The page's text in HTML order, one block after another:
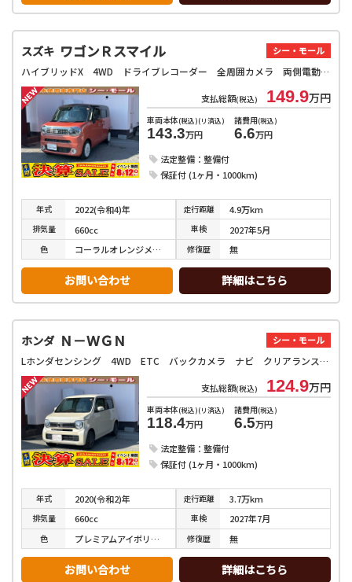
スズキ ワゴンＲスマイル シー・モール
ハイブリッドX 4WD ドライブレコーダー 全周囲カメラ 両側電動スライドドア クリアランスソナー レーンアシスト 衝突被害軽減システム オートライト LEDヘッドランプ スマートキー アイドリングストップ
支払総額(税込) 149.9万円
車両本体(税込)(リ済込)
143.3万円
諸費用(税込)
6.6万円
法定整備：整備付
保証付 (1ヶ月・1000km)
年式 2022(令和4)年 走行距離 4.9万km
排気量 660cc 車検 2027年5月
色 コーラルオレンジメタリック／アーバンブラウンパールメタリック 修復歴 無
お問い合わせ 詳細はこちら
ホンダ Ｎ－ＷＧＮ シー・モール
Lホンダセンシング 4WD ETC バックカメラ ナビ クリアランスソナー オートクルーズコントロール レーンアシスト 衝突被害軽減システム オートライト スマートキー アイドリングストップ 電動格納ミラー
支払総額(税込) 124.9万円
車両本体(税込)(リ済込)
118.4万円
諸費用(税込)
6.5万円
法定整備：整備付
保証付 (1ヶ月・1000km)
年式 2020(令和2)年 走行距離 3.7万km
排気量 660cc 車検 2027年7月
色 プレミアムアイボリーパールⅡ 修復歴 無
お問い合わせ 詳細はこちら